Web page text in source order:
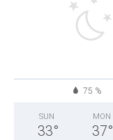
75 %
SUN
33°
MON
37°